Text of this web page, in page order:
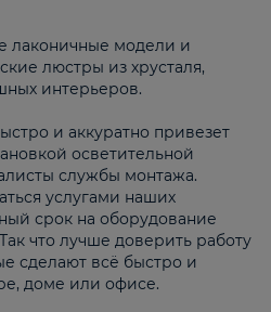
лаконичные модели и
люстры из хрусталя,
интерьеров.
и аккуратно привезет
осветительной
службы монтажа.
услугами наших
срок на оборудование
что лучше доверить работу
сделают всё быстро и
доме или офисе.